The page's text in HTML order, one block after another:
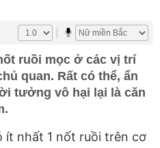
ruồi mọc ở các vị trí
quan. Rất có thể, ẩn
tưởng vô hại lại là căn
ít nhất 1 nốt ruồi trên cơ